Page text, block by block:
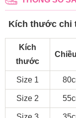
Kích thước chi
Kích
thước
Size 1
Size 2